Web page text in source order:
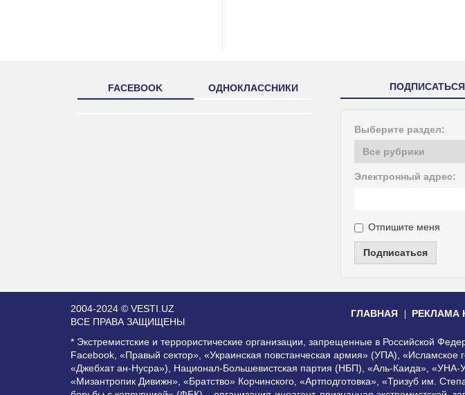
FACEBOOK ОДНОКЛАССНИКИ
Выберите раздел:
Электронный адрес:
Отпишите меня
Подписаться
2004-2024 © VESTI.UZ
ВСЕ ПРАВА ЗАЩИЩЕНЫ
ГЛАВНАЯ РЕКЛАМА
* Экстремистские и террористические организации, запрещенные в Российской
Facebook, «Правый сектор», «Украинская повстанческая армия» (УПА),
«Джебхат ан-Нусра»), Национал-Большевистская партия (НБП), «Аль-Каида»,
«Мизантропик Дивижн», «Братство» Корчинского, «Артподготовка», «Тризуб им.